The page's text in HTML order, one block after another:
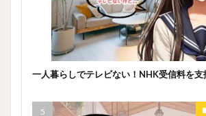
一人暮らしでテレビない！NHK受信料を支